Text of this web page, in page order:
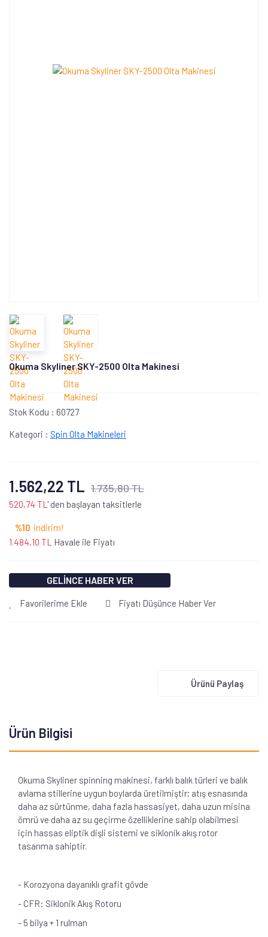
Okuma Skyliner SKY-2500 Olta Makinesi
Stok Kodu : 60727
Kategori : Spin Olta Makineleri
1.562,22 TL 1.735,80 TL
520,74 TL ' den başlayan taksitlerle
%10 indirim!
1.484,10 TL
Havale ile Fiyatı
GELİNCE HABER VER
Favorilerime Ekle Fiyatı Düşünce Haber Ver
Ürünü Paylaş
Ürün Bilgisi
Okuma Skyliner spinning makinesi, farklı balık türleri ve balık
avlama stillerine uygun boylarda üretilmiştir; atış esnasında
daha az sürtünme, daha fazla hassasiyet, daha uzun misina
ömrü ve daha az su geçirme özelliklerine sahip olabilmesi
için hassas eliptik dişli sistemi ve siklonik akış rotor
tasarıma sahiptir.
- Korozyona dayanıklı grafit gövde
- CFR: Siklonik Akış Rotoru
- 5 bilya + 1 rulman